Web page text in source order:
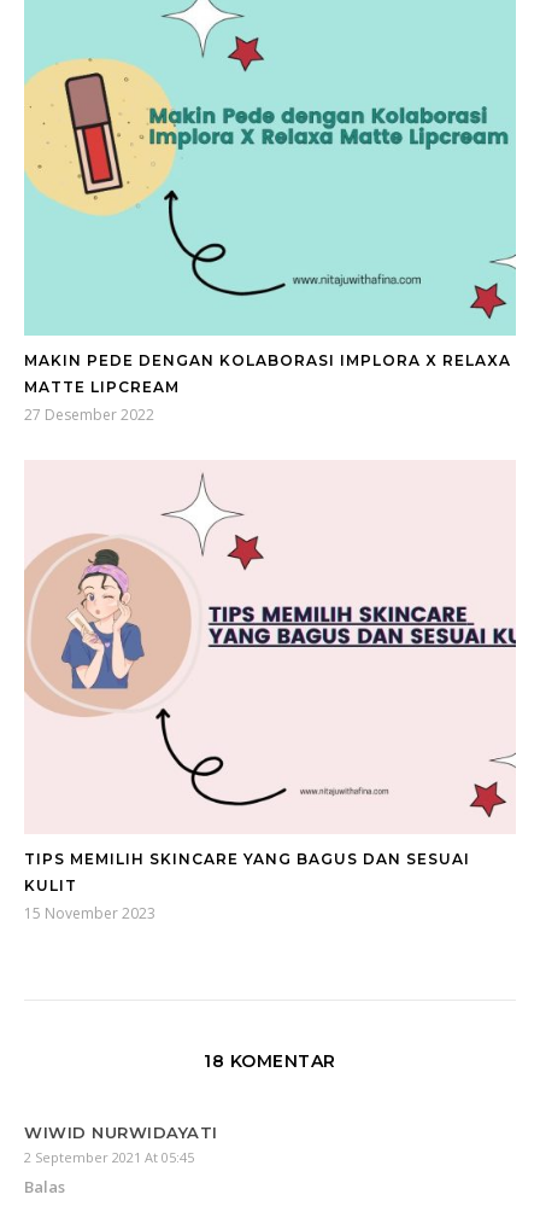
MAKIN PEDE DENGAN KOLABORASI IMPLORA X RELAXA
MATTE LIPCREAM
27 Desember 2022
TIPS MEMILIH SKINCARE YANG BAGUS DAN SESUAI
KULIT
15 November 2023
18 KOMENTAR
WIWID NURWIDAYATI
2 September 2021 At 05:45
Balas